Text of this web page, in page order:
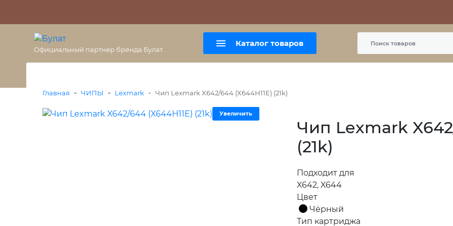
+7 (495) 477-56-25
Официальный партнер бренда Булат
Каталог товаров
Главная - ЧИПЫ - Lexmark - Чип Lexmark X642/644 (X644H11E) (21k)
Увеличить
Чип Lexmark
(21k)
Подходит для
X642, X644
Цвет
Чёрный
Тип картриджа